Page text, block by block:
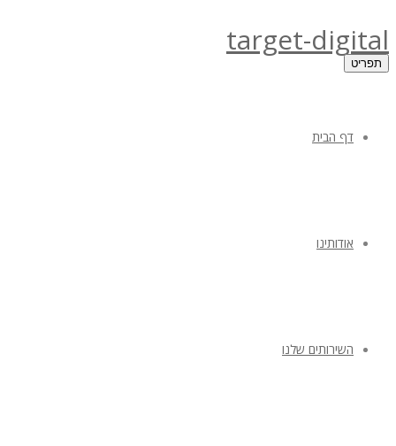
target-digital
תפריט
דף הבית
אודותינו
השירותים שלנו